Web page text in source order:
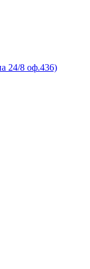
24/8 оф.436)